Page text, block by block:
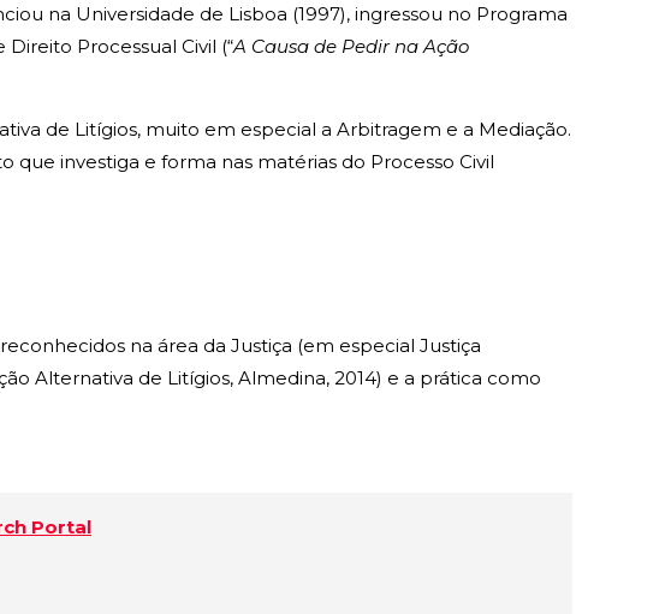
na Universidade de Lisboa (1997), ingressou no Programa
Processual Civil (“A Causa de Pedir na Ação
de Litígios, muito em especial a Arbitragem e a Mediação.
que investiga e forma nas matérias do Processo Civil
na área da Justiça (em especial Justiça
Alternativa de Litígios, Almedina, 2014) e a prática como
Portal